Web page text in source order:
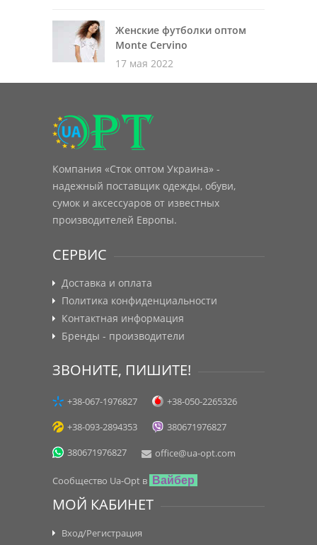
Женские футболки оптом
Monte Cervino
17 мая 2022
Компания «Сток оптом Украина» -
надежный поставщик одежды, обуви,
сумок и аксессуаров от известных
производителей Европы.
СЕРВИС
Доставка и оплата
Политика конфиденциальности
Контактная информация
Бренды - производители
ЗВОНИТЕ, ПИШИТЕ!
+38-067-1976827
+38-050-2265326
+38-093-2894353
380671976827
380671976827
office@ua-opt.com
Сообщество Ua-Opt в Вайбер
МОЙ КАБИНЕТ
Вход/Регистрация